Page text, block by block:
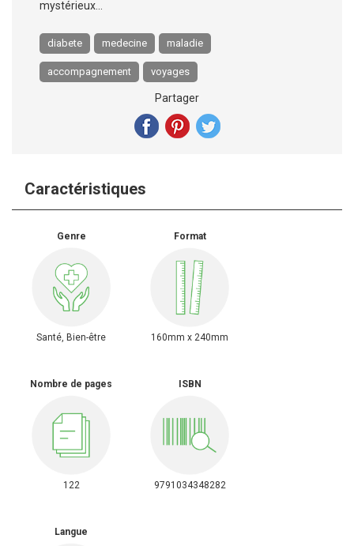
mystérieux...
diabete medecine maladie
accompagnement voyages
Partager
Caractéristiques
Genre
Santé, Bien-être
Format
160mm x 240mm
Nombre de pages
122
ISBN
9791034348282
Langue